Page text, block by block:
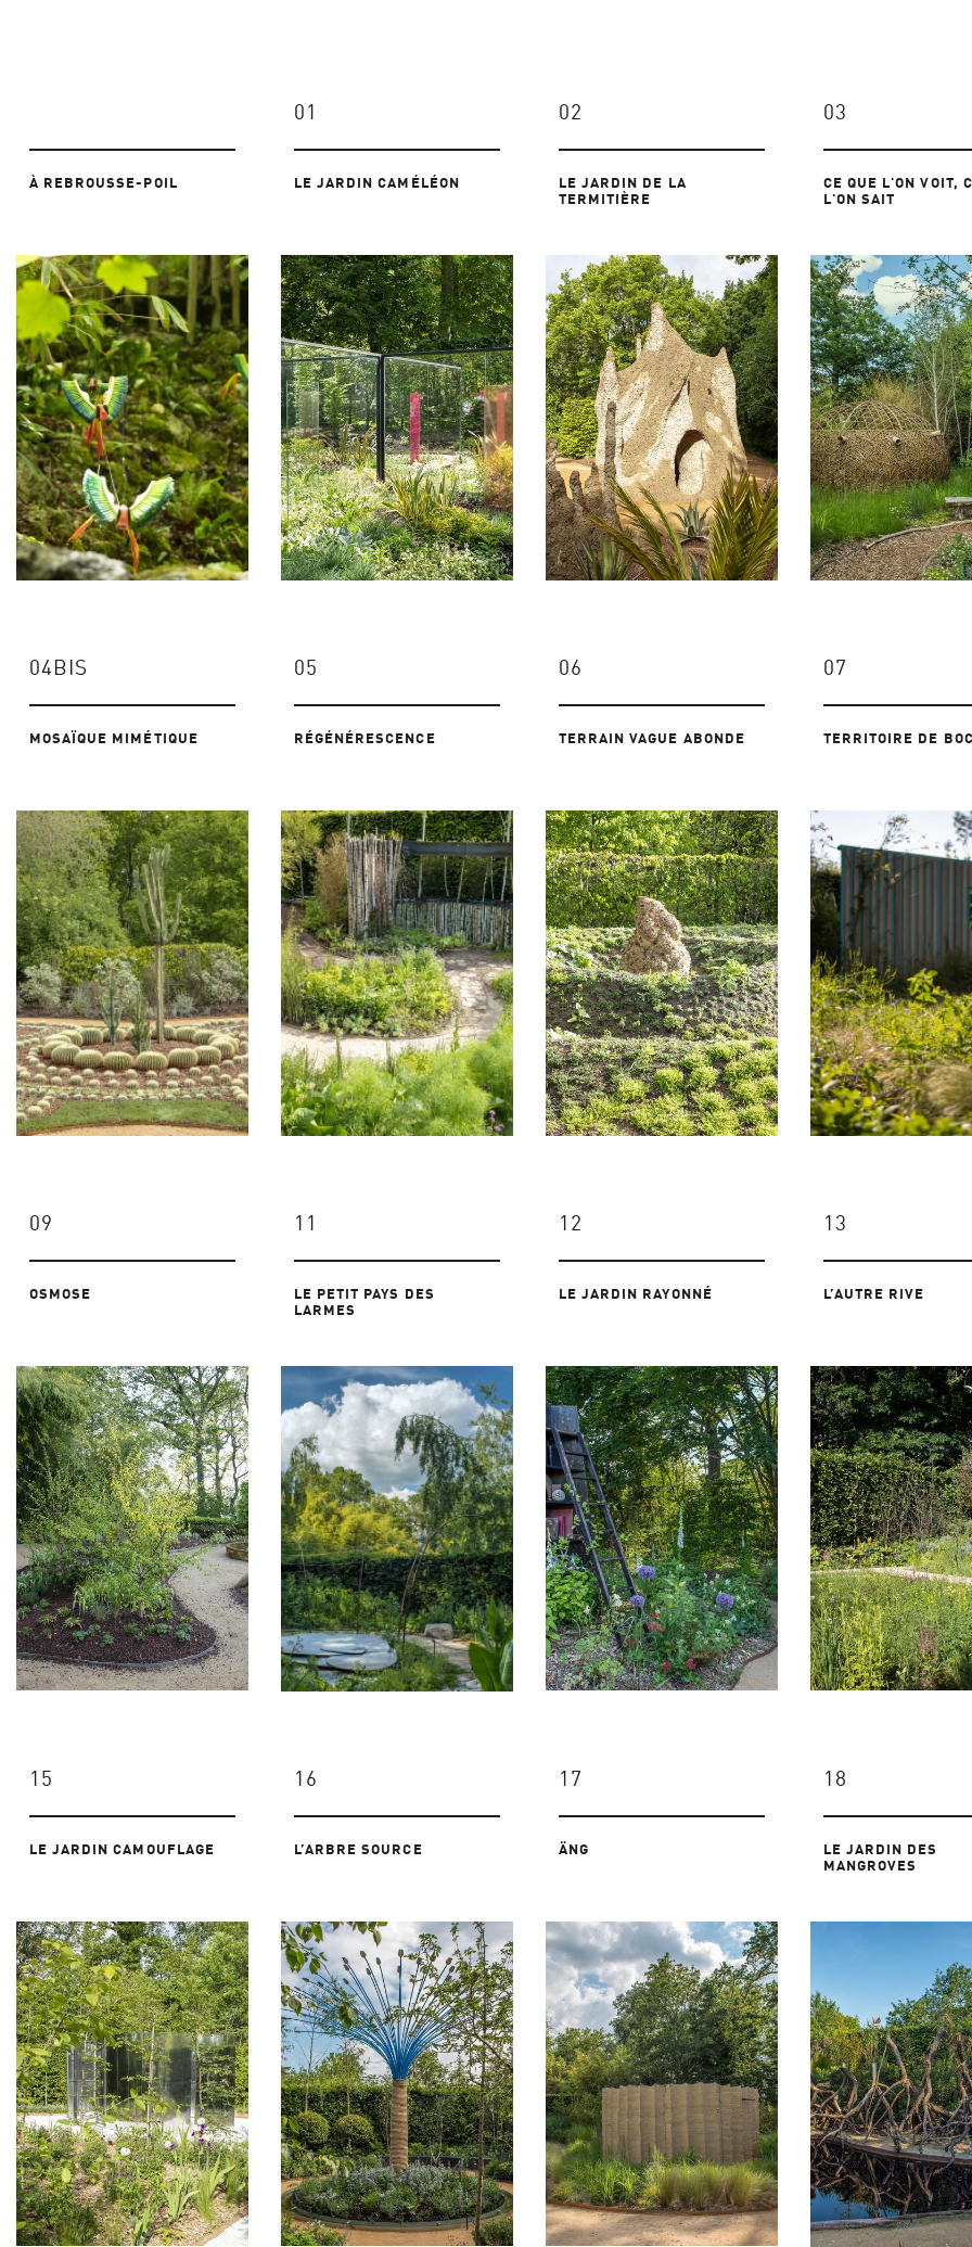
À REBROUSSE-POIL
01
LE JARDIN CAMÉLÉON
02
LE JARDIN DE LA
TERMITIÈRE
03
CE QUE L'ON VOIT,
L'ON SAIT
04BIS
MOSAÏQUE MIMÉTIQUE
05
RÉGÉNÉRESCENCE
06
TERRAIN VAGUE ABONDE
07
TERRITOIRE DE
09
OSMOSE
11
LE PETIT PAYS DES
LARMES
12
LE JARDIN RAYONNÉ
13
L’AUTRE RIVE
15
LE JARDIN CAMOUFLAGE
16
L’ARBRE SOURCE
17
ÄNG
18
LE JARDIN DES
MANGROVES